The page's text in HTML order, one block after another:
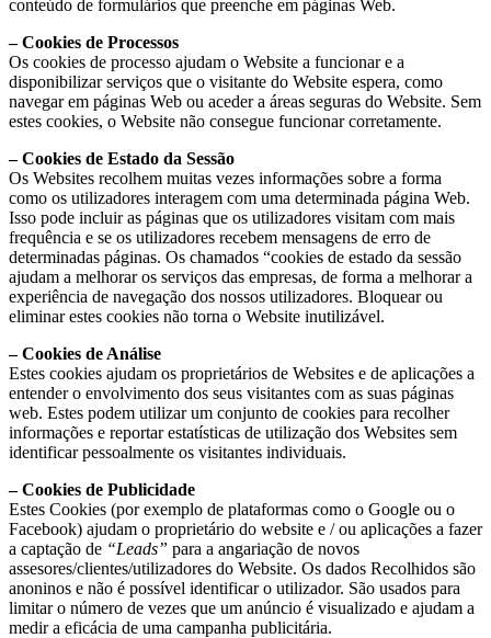
conteúdo de formulários que preenche em páginas Web.
– Cookies de Processos
Os cookies de processo ajudam o Website a funcionar e a
disponibilizar serviços que o visitante do Website espera, como
navegar em páginas Web ou aceder a áreas seguras do Website. Sem
estes cookies, o Website não consegue funcionar corretamente.
– Cookies de Estado da Sessão
Os Websites recolhem muitas vezes informações sobre a forma
como os utilizadores interagem com uma determinada página Web.
Isso pode incluir as páginas que os utilizadores visitam com mais
frequência e se os utilizadores recebem mensagens de erro de
determinadas páginas. Os chamados “cookies de estado da sessão
ajudam a melhorar os serviços das empresas, de forma a melhorar a
experiência de navegação dos nossos utilizadores. Bloquear ou
eliminar estes cookies não torna o Website inutilizável.
– Cookies de Análise
Estes cookies ajudam os proprietários de Websites e de aplicações a
entender o envolvimento dos seus visitantes com as suas páginas
web. Estes podem utilizar um conjunto de cookies para recolher
informações e reportar estatísticas de utilização dos Websites sem
identificar pessoalmente os visitantes individuais.
– Cookies de Publicidade
Estes Cookies (por exemplo de plataformas como o Google ou o
Facebook) ajudam o proprietário do website e / ou aplicações a fazer
a captação de “Leads” para a angariação de novos
assesores/clientes/utilizadores do Website. Os dados Recolhidos são
anoninos e não é possível identificar o utilizador. São usados para
limitar o número de vezes que um anúncio é visualizado e ajudam a
medir a eficácia de uma campanha publicitária.